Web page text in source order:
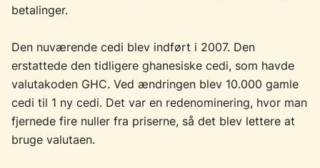
betalinger.
Den nuværende cedi blev indført i 2007. Den
erstattede den tidligere ghanesiske cedi, som havde
valutakoden GHC. Ved ændringen blev 10.000 gamle
cedi til 1 ny cedi. Det var en redenominering, hvor man
fjernede fire nuller fra priserne, så det blev lettere at
bruge valutaen.